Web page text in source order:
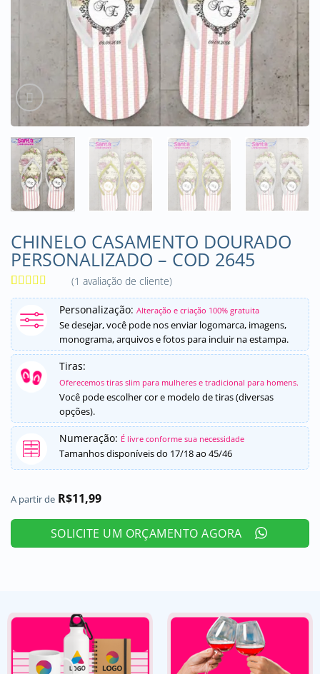
CHINELO CASAMENTO DOURADO
PERSONALIZADO – COD 2645
Avaliado
como
5, com
baseado em
1
avaliação de
cliente
(1 avaliação de cliente)
Personalização: Alteração e criação 100% gratuita
Se desejar, você pode nos enviar logomarca, imagens,
monograma, arquivos e fotos para incluir na estampa.
Tiras:
Oferecemos tiras slim para mulheres e tradicional para homens.
Você pode escolher cor e modelo de tiras (diversas
opções).
Numeração: É livre conforme sua necessidade
Tamanhos disponíveis do 17/18 ao 45/46
A partir de R$11,99
SOLICITE UM ORÇAMENTO AGORA